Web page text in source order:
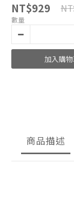
NT$929
數量
加入購
商品描述